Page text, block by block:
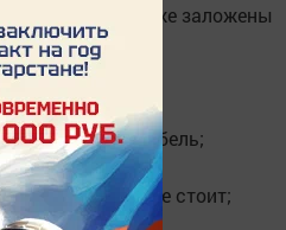
корни и часто уже заложены
не ломая стебель;
чуть глубже;
заглублять не стоит;